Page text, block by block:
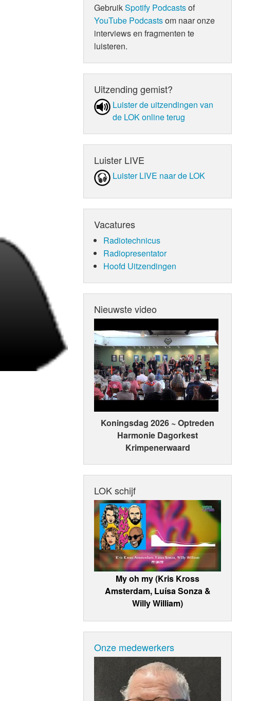
GebruikSpotify Podcastsof
YouTube Podcastsom naar onze
interviews en fragmenten te
luisteren.
Uitzending gemist?
Luister de uit­zen­din­gen van
de LOK online terug
Luister LIVE
Luister LIVE naar de LOK
Vacatures
Radiotechnicus
Radiopresentator
Hoofd Uitzendingen
Nieuwste video
Koningsdag 2026 ~ Optreden
Harmonie Dagorkest
Krimpenerwaard
LOK schijf
My oh my (Kris Kross
Amsterdam, Luísa Sonza &
Willy William)
Onze medewerkers